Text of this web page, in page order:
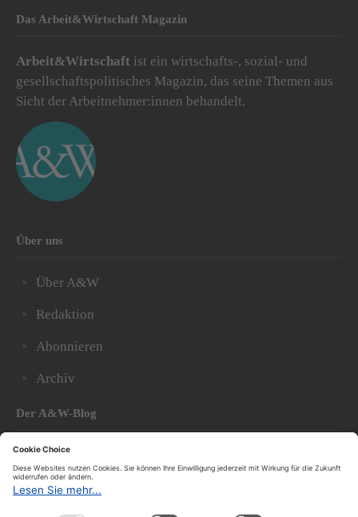
Das Arbeit&Wirtschaft Magazin
Arbeit&Wirtschaft ist ein wirtschafts-, sozial- und
gesellschaftspolitisches Magazin, das seine Themen aus
Sicht der Arbeitnehmer:innen behandelt.
Über uns
Über A&W
Redaktion
Abonnieren
Archiv
Der A&W-Blog
DerA&W-Blog
hat sich in den vergangenen Jahren zu einem der
bedeutendsten politischen Blogs in Österreich